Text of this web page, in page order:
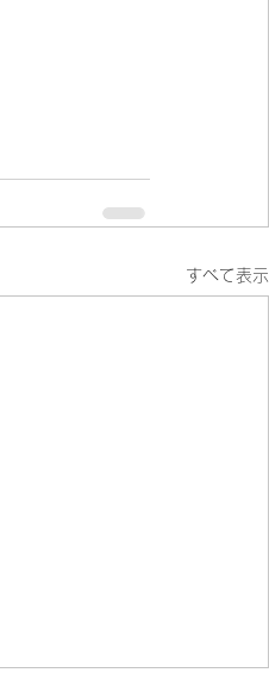
すべて表示